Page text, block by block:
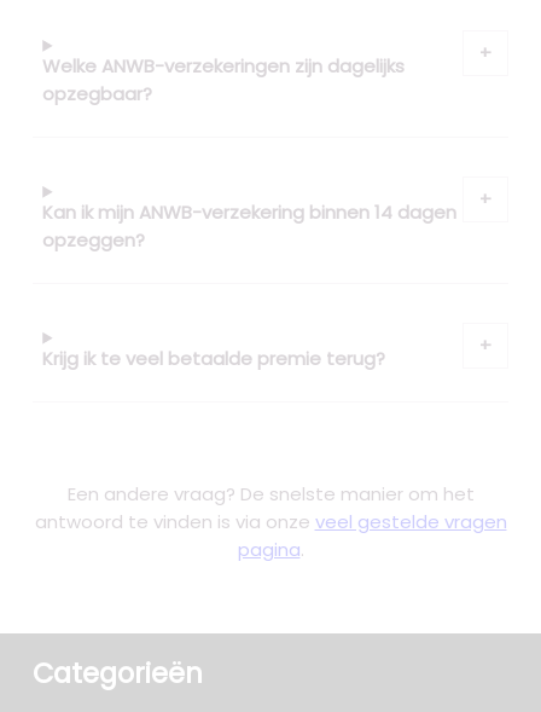
Welke ANWB-verzekeringen zijn dagelijks
opzegbaar?
Kan ik mijn ANWB-verzekering binnen 14 dagen
opzeggen?
Krijg ik te veel betaalde premie terug?
Een andere vraag? De snelste manier om het
antwoord te vinden is via onze veel gestelde vragen
pagina.
Categorieën